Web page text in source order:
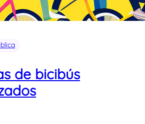
de bicibús